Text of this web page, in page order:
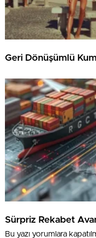
Geri Dönüşümlü
Sürpriz Rekabet
Bu yazı yorumlara